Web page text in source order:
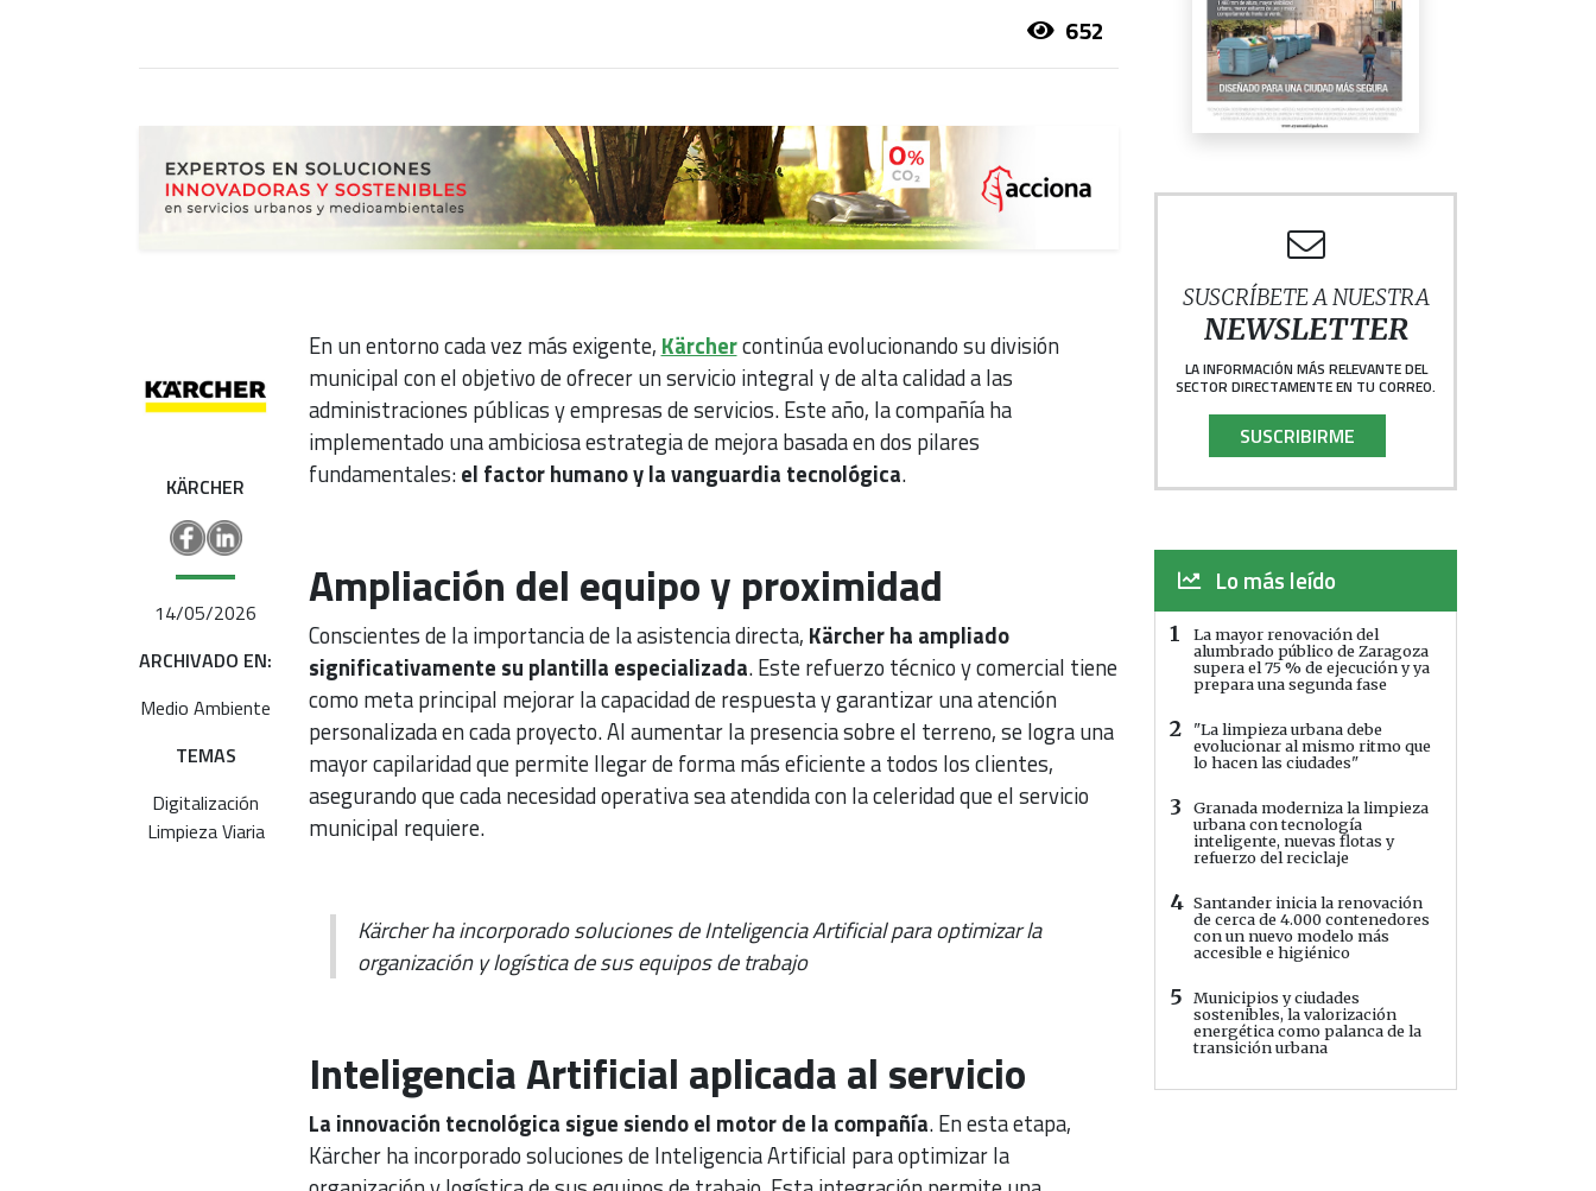
652
KÄRCHER
14/05/2026
ARCHIVADO EN:
Medio Ambiente
TEMAS
Digitalización
Limpieza Viaria
En un entorno cada vez más exigente, Kärchercontinúa evolucionando su división
municipal con el objetivo de ofrecer un servicio integral y de alta calidad a las
administraciones públicas y empresas de servicios. Este año, la compañía ha
implementado una ambiciosa estrategia de mejora basada en dos pilares
fundamentales:el factor humano y la vanguardia tecnológica.
Ampliación del equipo y proximidad
Conscientes de la importancia de la asistencia directa, Kärcher ha ampliado
significativamente su plantilla especializada. Este refuerzo técnico y comercial tiene
como meta principal mejorar la capacidad de respuesta y garantizar una atención
personalizada en cada proyecto. Al aumentar la presencia sobre el terreno, se logra una
mayor capilaridad que permite llegar de forma más eficiente a todos los clientes,
asegurando que cada necesidad operativa sea atendida con la celeridad que el servicio
municipal requiere.
Kärcher ha incorporado soluciones de Inteligencia Artificial para optimizar la
organización y logística de sus equipos de trabajo
Inteligencia Artificial aplicada al servicio
La innovación tecnológica sigue siendo el motor de la compañía. En esta etapa,
Kärcher ha incorporado soluciones de Inteligencia Artificial para optimizar la
SUSCRÍBETE A NUESTRA
NEWSLETTER
LA INFORMACIÓN MÁS RELEVANTE DEL
SECTOR DIRECTAMENTE EN TU CORREO.
SUSCRIBIRME
Lo más leído
1
La mayor renovación del
alumbrado público de Zaragoza
supera el 75 % de ejecución y ya
prepara una segunda fase
2
"La limpieza urbana debe
evolucionar al mismo ritmo que
lo hacen las ciudades"
3
Granada moderniza la limpieza
urbana con tecnología
inteligente, nuevas flotas y
refuerzo del reciclaje
4 Santander inicia la renovación
de cerca de 4.000 contenedores
con un nuevo modelo más
accesible e higiénico
5
Municipios y ciudades
sostenibles, la valorización
energética como palanca de la
transición urbana